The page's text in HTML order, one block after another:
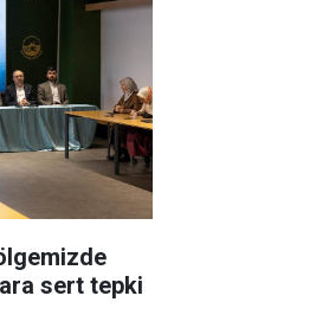
sert tepki